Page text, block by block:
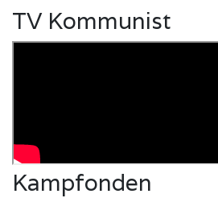
TV Kommunist
Kampfonden